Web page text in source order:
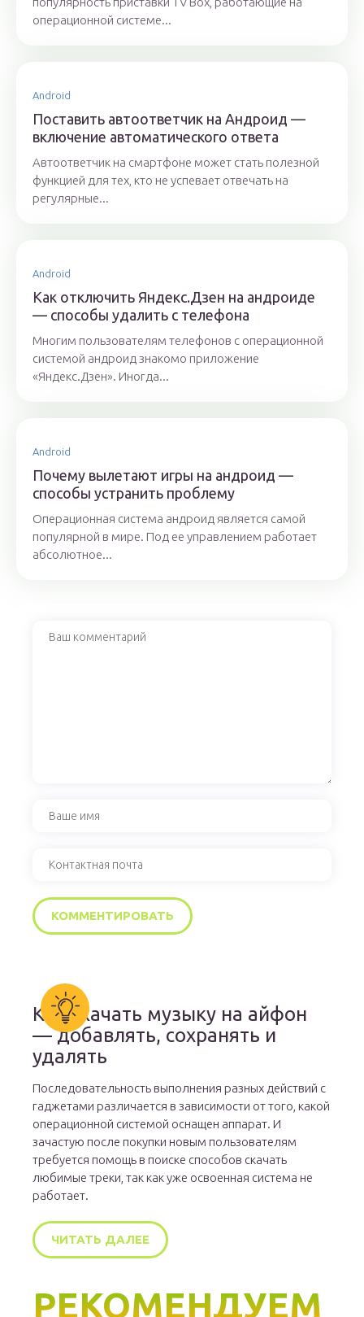
операционной системе...
Android
Поставить автоответчик на Андроид —
включение автоматического ответа
Автоответчик на смартфоне может стать полезной
функцией для тех, кто не успевает отвечать на
регулярные...
Android
Как отключить Яндекс.Дзен на андроиде
— способы удалить с телефона
Многим пользователям телефонов с операционной
системой андроид знакомо приложение
«Яндекс.Дзен». Иногда...
Android
Почему вылетают игры на андроид —
способы устранить проблему
Операционная система андроид является самой
популярной в мире. Под ее управлением работает
абсолютное...
Как скачать музыку на айфон
— добавлять, сохранять и
удалять
Последовательность выполнения разных действий с
гаджетами различается в зависимости от того, какой
операционной системой оснащен аппарат. И
зачастую после покупки новым пользователям
требуется помощь в поиске способов скачать
любимые треки, так как уже освоенная система не
работает.
ЧИТАТЬ ДАЛЕЕ
РЕКОМЕНДУЕМ